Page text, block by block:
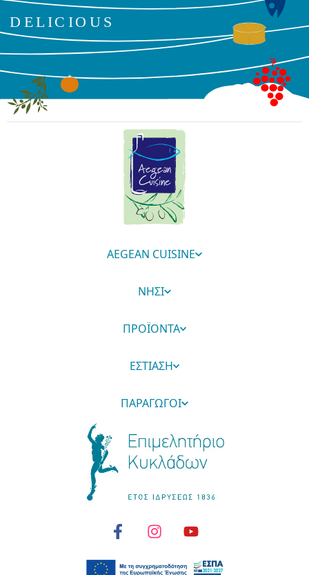
AEGEAN CUISINE
ΝΗΣΙ
ΠΡΟΪΟΝΤΑ
ΕΣΤΙΑΣΗ
ΠΑΡΑΓΩΓΟΙ